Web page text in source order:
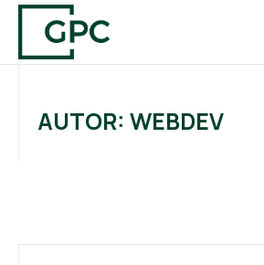
AUTOR: WEBDEV